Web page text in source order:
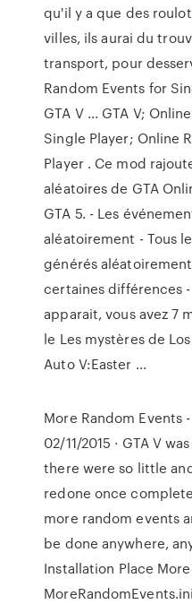
qu'il y a que des
villes, ils aurai du
transport, pour
Random Events for
GTA V ... GTA V;
Single Player; Online
Player . Ce mod
aléatoires de GTA
GTA 5. - Les
aléatoirement - Tous
générés
certaines différences
apparait, vous avez 7
le Les mystères de
Auto V:Easter ...
More Random Events
02/11/2015 · GTA V
there were so little
redone once
more random events
be done anywhere,
Installation Place